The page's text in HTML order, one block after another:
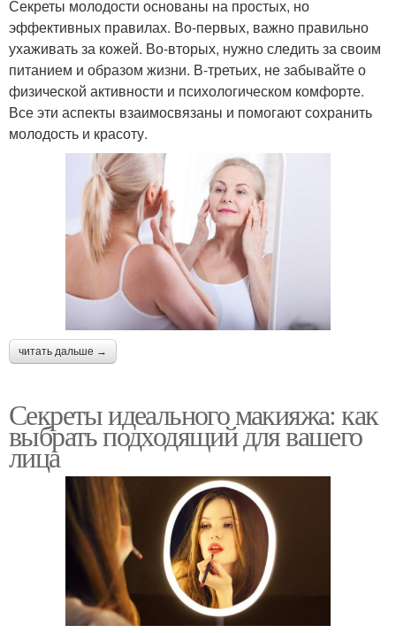
Секреты молодости основаны на простых, но
эффективных правилах. Во-первых, важно правильно
ухаживать за кожей. Во-вторых, нужно следить за своим
питанием и образом жизни. В-третьих, не забывайте о
физической активности и психологическом комфорте.
Все эти аспекты взаимосвязаны и помогают сохранить
молодость и красоту.
читать дальше →
Секреты идеального макияжа: как
выбрать подходящий для вашего
лица